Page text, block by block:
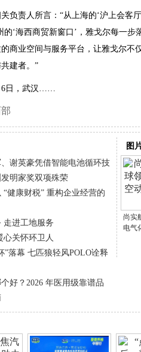
负责人所言：“从上海的‘沪上会客
的‘海西商贸新窗口’，雅戈尔每一
商业空间与服务平台，让雅戈尔不
建者。”
6日，武汉……
谢英豪凭借智能电池循环技
明家奖双项殊荣
健康财税” 重构企业经营的
走进工地服务
心关怀环卫人
”落幕 七匹狼轻风POLO诠释
好？2026 年医用级靠谱品
图
尚实
电气